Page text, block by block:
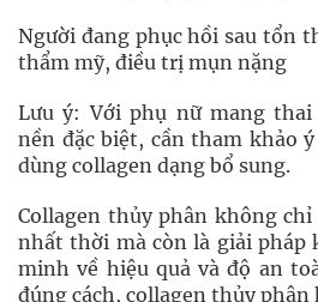
Người đang phục hồi sau tổn
thẩm mỹ, điều trị mụn nặng
Lưu ý: Với phụ nữ mang thai
nền đặc biệt, cần tham khảo
dùng collagen dạng bổ sung.
Collagen thủy phân không
nhất thời mà còn là giải pháp
minh về hiệu quả và độ an
đúng cách, collagen thủy